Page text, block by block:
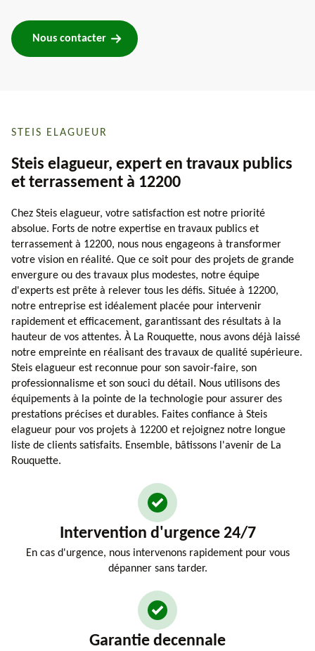
Nous contacter
STEIS ELAGUEUR
Steis elagueur, expert en travaux publics
et terrassement à 12200
Chez Steis elagueur, votre satisfaction est notre priorité
absolue. Forts de notre expertise en travaux publics et
terrassement à 12200, nous nous engageons à transformer
votre vision en réalité. Que ce soit pour des projets de grande
envergure ou des travaux plus modestes, notre équipe
d'experts est prête à relever tous les défis. Située à 12200,
notre entreprise est idéalement placée pour intervenir
rapidement et efficacement, garantissant des résultats à la
hauteur de vos attentes. À La Rouquette, nous avons déjà laissé
notre empreinte en réalisant des travaux de qualité supérieure.
Steis elagueur est reconnue pour son savoir-faire, son
professionnalisme et son souci du détail. Nous utilisons des
équipements à la pointe de la technologie pour assurer des
prestations précises et durables. Faites confiance à Steis
elagueur pour vos projets à 12200 et rejoignez notre longue
liste de clients satisfaits. Ensemble, bâtissons l'avenir de La
Rouquette.
Intervention d'urgence 24/7
En cas d'urgence, nous intervenons rapidement pour vous
dépanner sans tarder.
Garantie decennale